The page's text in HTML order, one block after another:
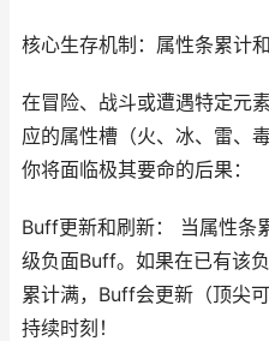
核心生存机制：属性条累计
在冒险、战斗或遭遇特定元
应的属性槽（火、冰、雷、
你将面临极其要命的后果：
Buff更新和刷新： 当属性条
级负面Buff。如果在已有该
累计满，Buff会更新（顶尖
持续时刻！